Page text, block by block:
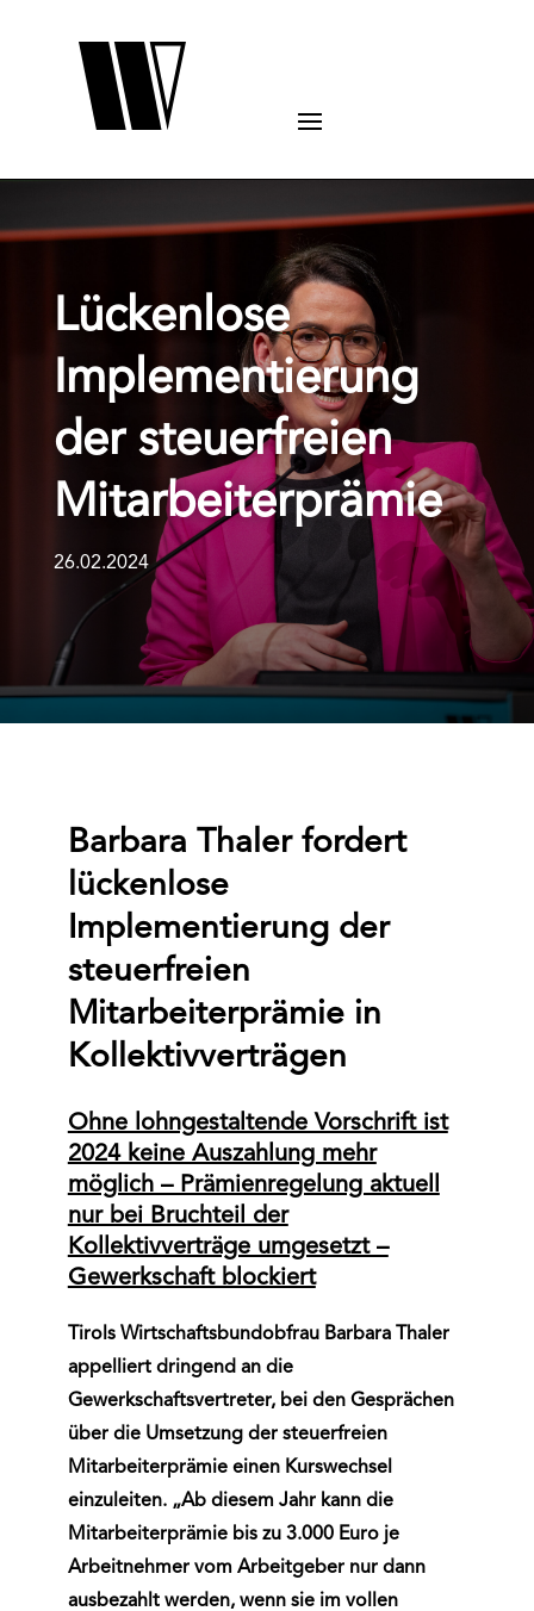
Lückenlose
Implementierung
der steuerfreien
Mitarbeiterprämie
26.02.2024
Barbara Thaler fordert
lückenlose
Implementierung der
steuerfreien
Mitarbeiterprämie in
Kollektivverträgen
Ohne lohngestaltende Vorschrift ist
2024 keine Auszahlung mehr
möglich – Prämienregelung aktuell
nur bei Bruchteil der
Kollektivverträge umgesetzt –
Gewerkschaft blockiert
Tirols Wirtschaftsbundobfrau Barbara Thaler
appelliert dringend an die
Gewerkschaftsvertreter, bei den Gesprächen
über die Umsetzung der steuerfreien
Mitarbeiterprämie einen Kurswechsel
einzuleiten. „Ab diesem Jahr kann die
Mitarbeiterprämie bis zu 3.000 Euro je
Arbeitnehmer vom Arbeitgeber nur dann
ausbezahlt werden, wenn sie im vollen